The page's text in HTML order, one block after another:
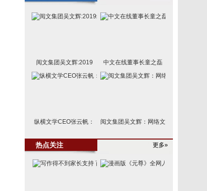
阅文集团吴文辉:2019 中文在线董事长童之磊
纵横文学CEO张云帆：
阅文集团吴文辉：网络文
热点关注 更多»